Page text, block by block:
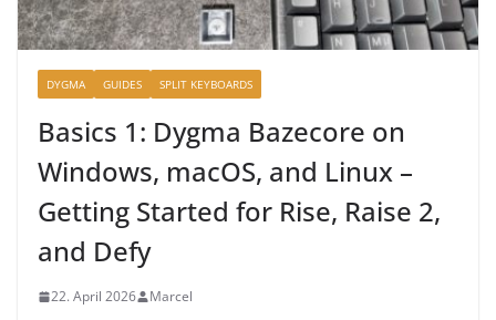
DYGMA GUIDES SPLIT KEYBOARDS
Basics 1: Dygma Bazecore on
Windows, macOS, and Linux –
Getting Started for Rise, Raise 2,
and Defy
22. April 2026 Marcel